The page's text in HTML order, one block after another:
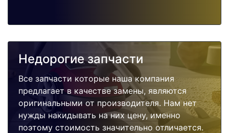
Недорогие запчасти
Все запчасти которые наша компания
предлагает в качестве замены, являются
оригинальными от производителя. Нам нет
нужды накидывать на них цену, именно
поэтому стоимость значительно отличается.